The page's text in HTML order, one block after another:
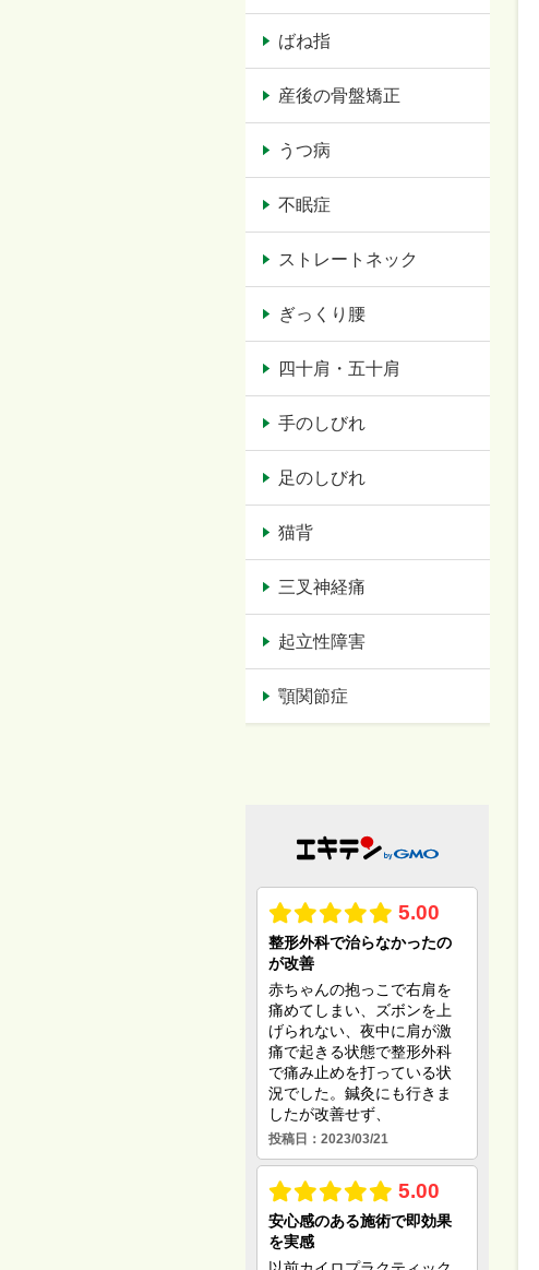
ばね指
産後の骨盤矯正
うつ病
不眠症
ストレートネック
ぎっくり腰
四十肩・五十肩
手のしびれ
足のしびれ
猫背
三叉神経痛
起立性障害
顎関節症